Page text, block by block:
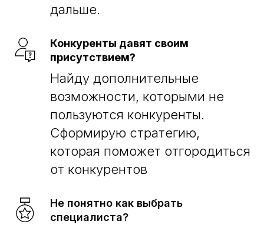
дальше.
Конкуренты давят своим
присутствием?
Найду дополнительные
возможности, которыми не
пользуются конкуренты.
Сформирую стратегию,
которая поможет отгородиться
от конкурентов
Не понятно как выбрать
специалиста?